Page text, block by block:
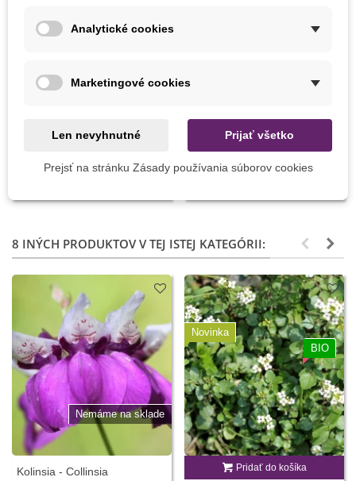
Substral komplexná ochrana
Pasca na slimáky - 2 ks
8 INÝCH PRODUKTOV V TEJ ISTEJ KATEGÓRII:
Nemáme na sklade
Kolinsia - Collinsia
Novinka
BIO
Pridať do košíka
Analytické cookies
Marketingové cookies
Len nevyhnutné Prijať všetko
Prejsť na stránku Zásady používania súborov cookies